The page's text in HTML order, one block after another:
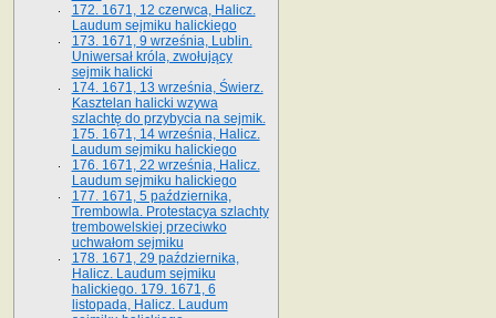
172. 1671, 12 czerwca, Halicz.
Laudum sejmiku halickiego
173. 1671, 9 września, Lublin.
Uniwersał króla, zwołujący
sejmik halicki
174. 1671, 13 września, Świerz.
Kasztelan halicki wzywa
szlachtę do przybycia na sejmik.
175. 1671, 14 września, Halicz.
Laudum sejmiku halickiego
176. 1671, 22 września, Halicz.
Laudum sejmiku halickiego
177. 1671, 5 października,
Trembowla. Protestacya szlachty
trembowelskiej przeciwko
uchwałom sejmiku
178. 1671, 29 października,
Halicz. Laudum sejmiku
halickiego. 179. 1671, 6
listopada, Halicz. Laudum